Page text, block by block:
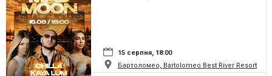
15 серпня, 18:00
Бартоломео, Bartolomeo Best River Resort